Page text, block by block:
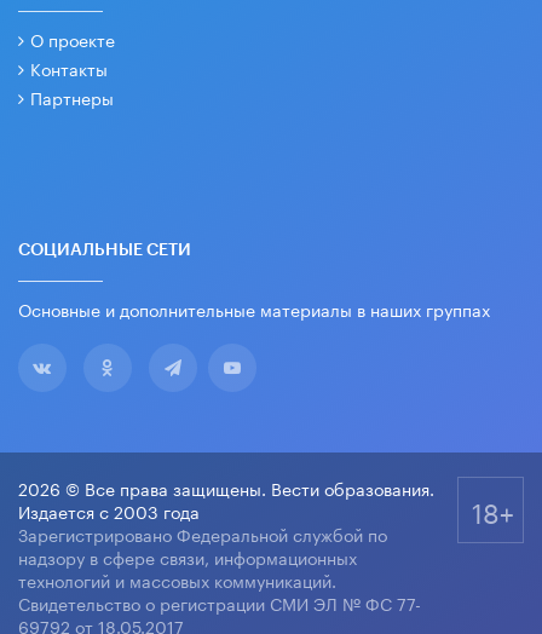
О проекте
Контакты
Партнеры
СОЦИАЛЬНЫЕ СЕТИ
Основные и дополнительные материалы в наших группах
2026 © Все права защищены. Вести образования.
Издается с 2003 года
Зарегистрировано Федеральной службой по
надзору в сфере связи, информационных
технологий и массовых коммуникаций.
Свидетельство о регистрации СМИ ЭЛ № ФС 77-
69792 от 18.05.2017
18+